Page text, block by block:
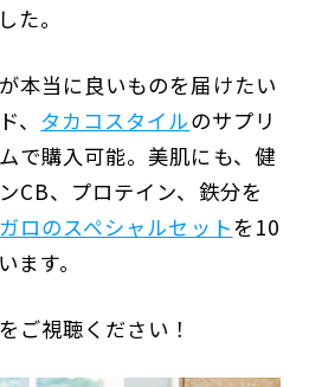
た。
本当に良いものを届けたい
、 タカコスタイルのサプリ
で購入可能。美肌にも、健
CB、プロテイン、鉄分を
ロのスペシャルセットを10
ます。
ご視聴ください！